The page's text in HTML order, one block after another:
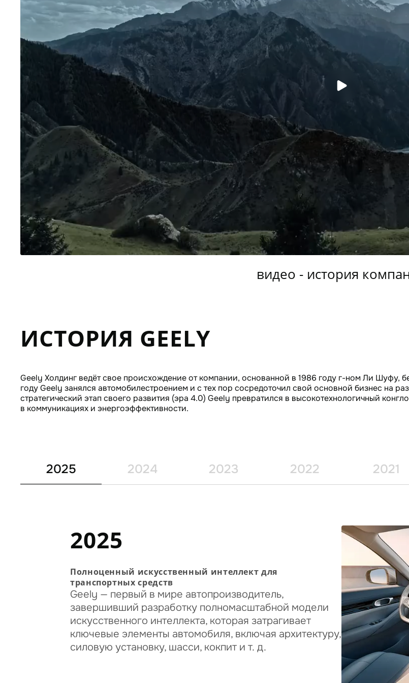
видео - история
ИСТОРИЯ GEELY
Geely Холдинг ведёт свое происхождение от компании, основанной в 1986 году г-ном Ли Шуфу,
году Geely занялся автомобилестроением и с тех пор сосредоточил свой основной бизнес на
стратегический этап своего развития (эра 4.0) Geely превратился в высокотехнологичный
в коммуникациях и энергоэффективности.
2025 2024 2023 2022 2021
2025
Полноценный искусственный интеллект для
транспортных средств
Geely — первый в мире автопроизводитель,
завершивший разработку полномасштабной модели
искусственного интеллекта, которая затрагивает
ключевые элементы автомобиля, включая архитектуру,
силовую установку, шасси, кокпит и т. д.